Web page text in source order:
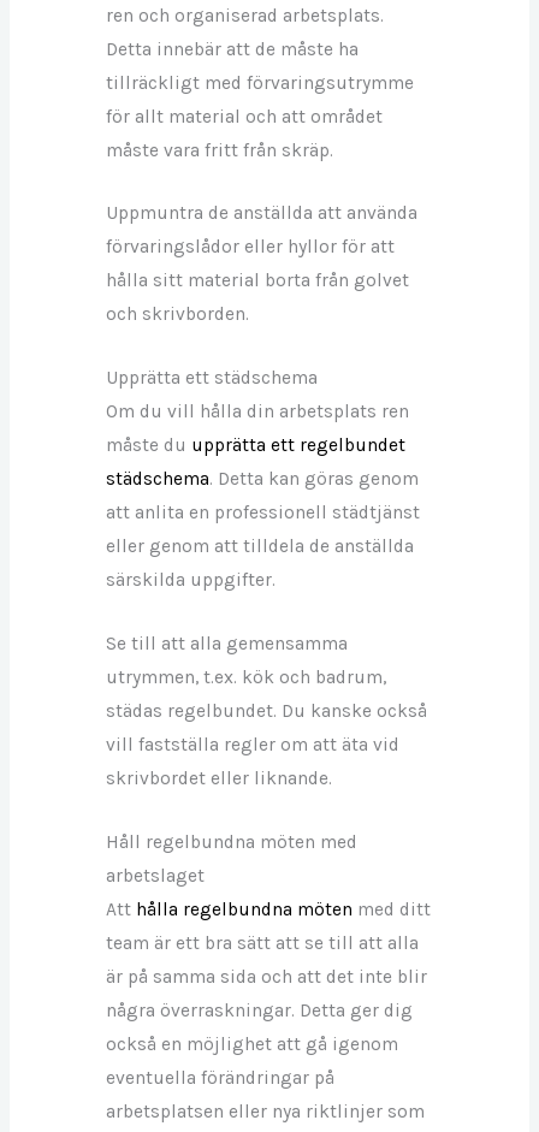
ren och organiserad arbetsplats.
Detta innebär att de måste ha
tillräckligt med förvaringsutrymme
för allt material och att området
måste vara fritt från skräp.
Uppmuntra de anställda att använda
förvaringslådor eller hyllor för att
hålla sitt material borta från golvet
och skrivborden.
Upprätta ett städschema
Om du vill hålla din arbetsplats ren
måste du upprätta ett regelbundet
städschema. Detta kan göras genom
att anlita en professionell städtjänst
eller genom att tilldela de anställda
särskilda uppgifter.
Se till att alla gemensamma
utrymmen, t.ex. kök och badrum,
städas regelbundet. Du kanske också
vill fastställa regler om att äta vid
skrivbordet eller liknande.
Håll regelbundna möten med
arbetslaget
Att hålla regelbundna möten med ditt
team är ett bra sätt att se till att alla
är på samma sida och att det inte blir
några överraskningar. Detta ger dig
också en möjlighet att gå igenom
eventuella förändringar på
arbetsplatsen eller nya riktlinjer som